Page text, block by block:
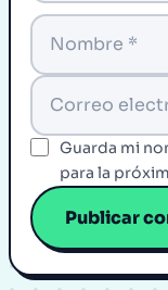
Guarda mi
para la